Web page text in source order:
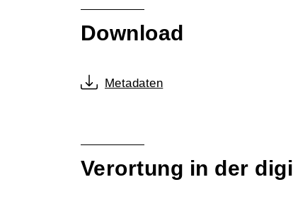
Download
Metadaten
Verortung in der